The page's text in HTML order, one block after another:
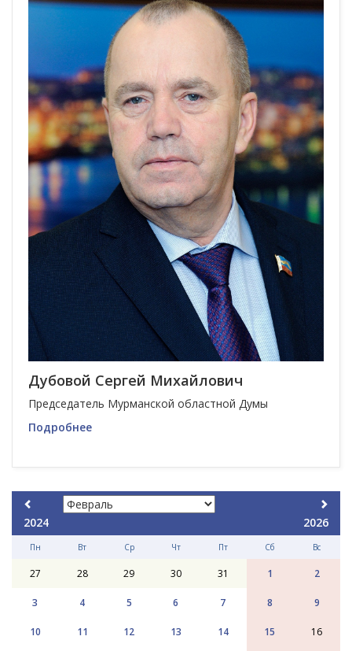
Дубовой Сергей Михайлович
Председатель Мурманской областной Думы
Подробнее
2024 2026
Пн Вт Ср Чт Пт Сб Вс
27 28 29 30 31 1 2
3 4 5 6 7 8 9
10 11 12 13 14 15 16